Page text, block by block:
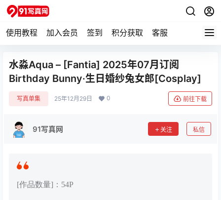
使用教程 加入会员 签到 积分获取 客服
水淼Aqua – [Fantia] 2025年07月订阅
Birthday Bunny·生日婚纱兔女郎[Cosplay]
写真单集 25年12月29日 0 前往下载
91写真网 关注 私信
[作品数量]：54P